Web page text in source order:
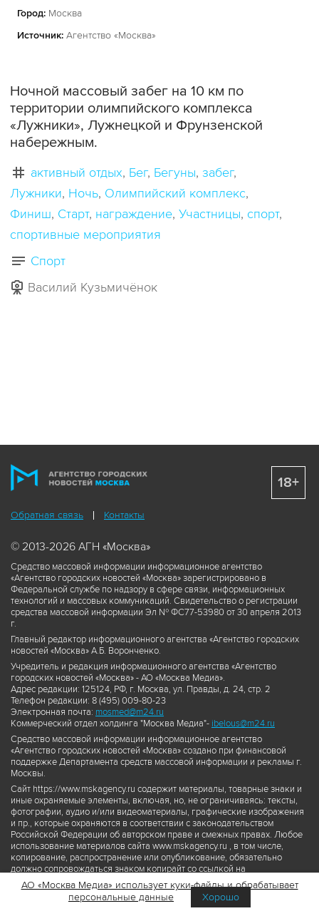
Город: Москва
Источник: Агентство «Москва»
Ночной массовый забег на 10 км по
территории олимпийского комплекса
«Лужники», Лужнецкой и Фрунзенской
набережным.
активный отдых Бег Бегуны забег
Лужники Ночь Олимпийский комплекс
Финиш Старт награждение Участницы спорт
спортивные мероприятия
Спорт
Василий Кузьмичёнок
Обратная связь Контакты
© 2013-2026 АГН «Москва»
Средство массовой информации информационное агентство
«Агентство городских новостей «Москва» зарегистрировано в
Федеральной службе по надзору в сфере связи, информационных
технологий и массовых коммуникаций. Свидетельство о регистрации
средства массовой информации Эл № ФС77-53980 от 30 апреля 2013
г.
Главный редактор информационного агентства «Агентство городских
новостей «Москва» А.Б. Воронченко.
Учредитель и редакция информационного агентства «Агентство
городских новостей «Москва» - АО «Москва Медиа».
Адрес редакции: 125124, РФ, г. Москва, ул. Правды, д. 24, стр. 2
Телефон редакции: 8 (495) 009-80-23
Электронная почта: mosmed@m24.ru
Коммерческий отдел холдинга "Москва Медиа"- ibelous@m24.ru
Средство массовой информации информационное агентство
«Агентство городских новостей «Москва» создано при финансовой
поддержке Департамента средств массовой информации и рекламы г.
Москвы.
Сайт https://www.mskagency.ru содержит материалы, товарные знаки и
иные охраняемые элементы, включая, но, не ограничиваясь: тексты,
фотографии, аудио и/или видеоматериалы, графические изображения
и пр., которые охраняются в соответствии с законодательством
Российской Федерации об авторском праве и смежных правах. Любое
использование материалов сайта www.mskagency.ru , в том числе,
копирование, распространение или опубликование, обязательно
должно сопровождаться знаком копирайт со ссылкой на
правообладателя © АО «Москва Медиа», а также гиперссылкой на сайт
www.mskagency.ru как на первоисточник информации. Переработка
материалов сайта www.mskagency.ru не допускается.
18+
АО «Москва Медиа» использует куки-файлы и обрабатывает
персональные данные
Хорошо